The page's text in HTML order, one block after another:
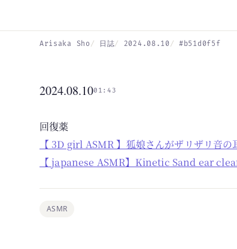
Arisaka Sho 日誌 2024.08.10 #b51d0f5f
2024.08.1001:43
回復薬
【 3D girl ASMR 】狐娘さんがザリザリ音
【 japanese ASMR】Kinetic Sand ear
ASMR